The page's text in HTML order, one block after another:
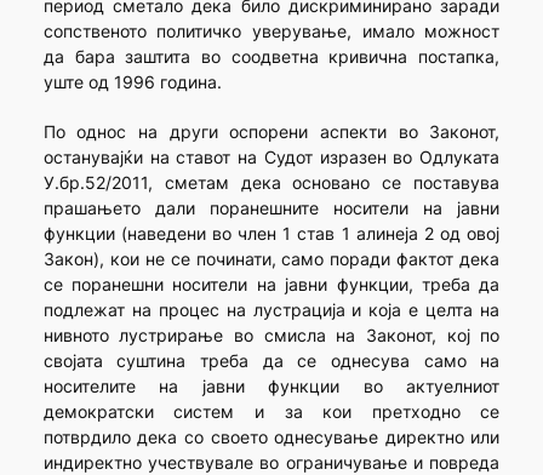
период сметало дека било дискриминирано заради
сопственото политичко уверување, имало можност
да бара заштита во соодветна кривична постапка,
уште од 1996 година.
По однос на други оспорени аспекти во Законот,
останувајќи на ставот на Судот изразен во Одлуката
У.бр.52/2011, сметам дека основано се поставува
прашањето дали поранешните носители на јавни
функции (наведени во член 1 став 1 алинеја 2 од овој
Закон), кои не се починати, само поради фактот дека
се поранешни носители на јавни функции, треба да
подлежат на процес на лустрација и која е целта на
нивното лустрирање во смисла на Законот, кој по
својата суштина треба да се однесува само на
носителите на јавни функции во актуелниот
демократски систем и за кои претходно се
потврдило дека со своето однесување директно или
индиректно учествувале во ограничување и повреда